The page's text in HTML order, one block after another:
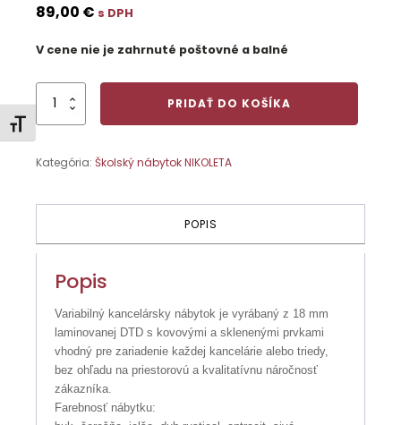
Zmeniť veľkosť písma
89,00 € s DPH
V cene nie je zahrnuté poštovné a balné
množstvo
oblúkový,
70
PRIDAŤ DO KOŠÍKA
Kategória: Školský nábytok NIKOLETA
POPIS
Popis
Variabilný kancelársky nábytok je vyrábaný z 18 mm
laminovanej DTD s kovovými a sklenenými prvkami
vhodný pre zariadenie každej kancelárie alebo triedy,
bez ohľadu na priestorovú a kvalitatívnu náročnosť
zákazníka.
Farebnosť nábytku: